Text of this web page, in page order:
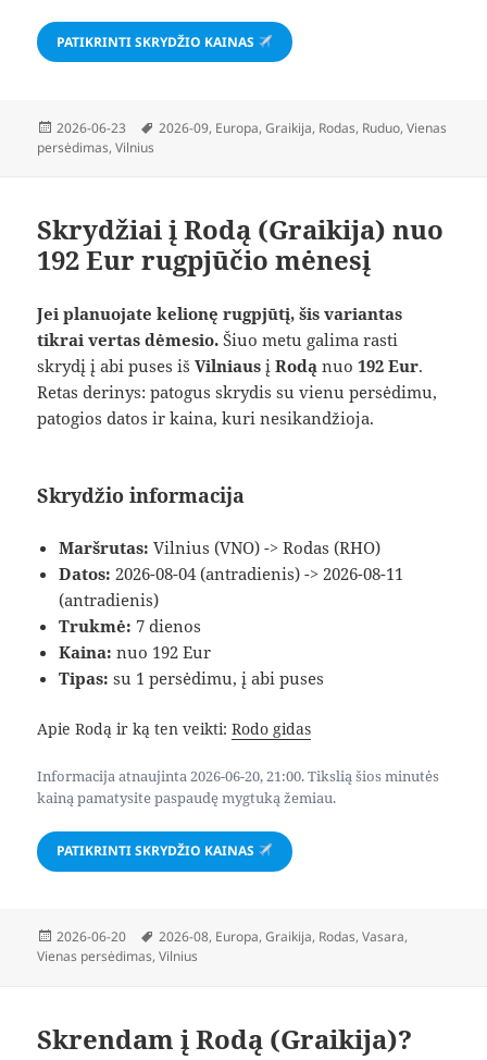
PATIKRINTI SKRYDŽIO KAINAS
Paskelbta
2026-06-23 Žymos
2026-09, Europa,Graikija, Rodas, Ruduo,Vienas
persėdimas,Vilnius
Skrydžiai į Rodą (Graikija) nuo
192 Eur rugpjūčio mėnesį
Jei planuojate kelionę rugpjūtį, šis variantas
tikrai vertas dėmesio. Šiuo metu galima rasti
skrydį į abi puses išVilniaus įRodą nuo192 Eur.
Retas derinys: patogus skrydis su vienu persėdimu,
patogios datos ir kaina, kuri nesikandžioja.
Skrydžio informacija
Maršrutas: Vilnius (VNO) -> Rodas (RHO)
Datos: 2026-08-04 (antradienis) -> 2026-08-11
(antradienis)
Trukmė: 7 dienos
Kaina: nuo 192 Eur
Tipas: su 1 persėdimu, į abi puses
Apie Rodą ir ką ten veikti:Rodo gidas
Informacija atnaujinta 2026-06-20, 21:00. Tikslią šios minutės
kainą pamatysite paspaudę mygtuką žemiau.
PATIKRINTI SKRYDŽIO KAINAS
Paskelbta
2026-06-20 Žymos
2026-08, Europa,Graikija, Rodas,Vasara,
Vienas persėdimas,Vilnius
Skrendam į Rodą (Graikija)?